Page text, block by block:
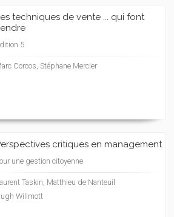
techniques de vente ... qui font
5
Corcos, Stéphane Mercier
critiques en management
une gestion citoyenne
Taskin, Matthieu de Nanteuil
Willmott